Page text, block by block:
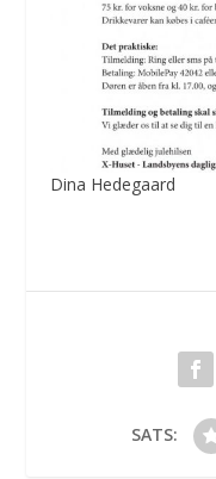
Dina Hedegaard
SATS: